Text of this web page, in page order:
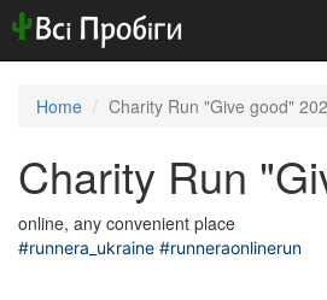
Home Charity Run "Give good"
Charity Run
online, any convenient place
#runnera_ukraine #runneraonlinerun